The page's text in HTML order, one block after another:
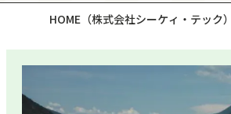
HOME （株式会社シーケィ・テック）